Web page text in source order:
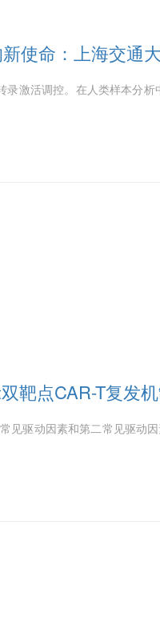
使命：上海交
录激活调控。在人类样本分
靶点CAR-T复发
见驱动因素和第二常见驱动